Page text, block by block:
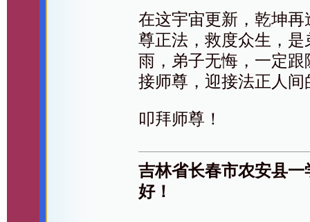
在这宇宙更新，乾坤
尊正法，救度众生，
雨，弟子无悔，一定
接师尊，迎接法正人间
叩拜师尊！
吉林省长春市农安县
好！